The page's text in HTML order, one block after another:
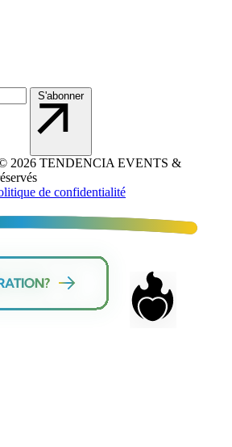
S'abonner
2026 TENDENCIA EVENTS &
de confidentialité